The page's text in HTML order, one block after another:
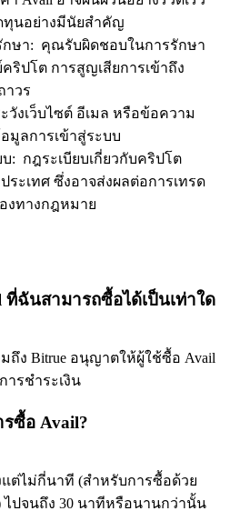
ทุนอย่างมีนัยสำคัญ
กษา: คุณรับผิดชอบในการรักษา
ปโต การสูญเสียการเข้าถึง
าวร
วังเว็บไซต์ อีเมล หรือข้อความ
มูลการเข้าสู่ระบบ
: กฎระเบียบเกี่ยวกับคริปโต
ระเทศ ซึ่งอาจส่งผลต่อการเทรด
งทางกฎหมาย
ฉันสามารถซื้อได้เป็นเท่าใด
ถึง Bitrue อนุญาตให้ผู้ใช้ซื้อ Avail
ารชำระเงิน
รซื้อ Avail?
แต่ไม่กี่นาที (สำหรับการซื้อด้วย
ปจนถึง 30 นาทีหรือนานกว่านั้น